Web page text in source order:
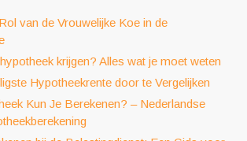
van de Vrouwelijke Koe in de
krijgen? Alles wat je moet weten
Hypotheekrente door te Vergelijken
Kun Je Berekenen? – Nederlandse